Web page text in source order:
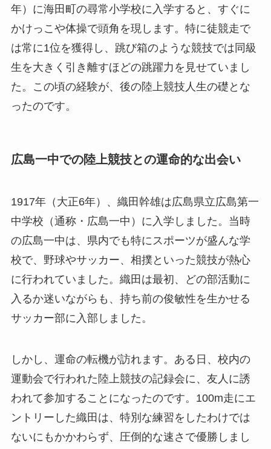
年）に海田町の尋常小学校に入学すると、すぐに
かけっこや体操で頭角を現します。特に徒競走で
は常に1位を獲得し、跳び箱のような競技では同級
生を大きく引き離すほどの跳躍力を見せていまし
た。この頃の経験が、後の陸上競技人生の礎とな
ったのです。
広島一中での陸上競技との運命的な出会い
1917年（大正6年）、織田幹雄は広島県立広島第一
中学校（通称・広島一中）に入学しました。当時
の広島一中は、県内でも特にスポーツが盛んな学
校で、野球やサッカー、相撲といった競技が熱心
に行われていました。織田は最初、どの部活動に
入るか迷いながらも、持ち前の俊敏性を生かせる
サッカー部に入部しました。
しかし、運命の転機が訪れます。ある日、校内の
運動会で行われた陸上競技の記録会に、友人に誘
われて参加することになったのです。100m走にエ
ントリーした織田は、特別な練習をしたわけでは
ないにもかかわらず、圧倒的な速さで優勝しまし